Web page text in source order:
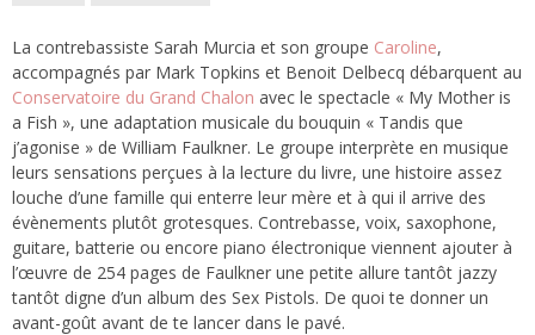
La contrebassiste Sarah Murcia et son groupe Caroline,
accompagnés par Mark Topkins et Benoit Delbecq débarquent au
Conservatoire du Grand Chalon avec le spectacle « My Mother is
a Fish », une adaptation musicale du bouquin « Tandis que
j’agonise » de William Faulkner. Le groupe interprète en musique
leurs sensations perçues à la lecture du livre, une histoire assez
louche d’une famille qui enterre leur mère et à qui il arrive des
évènements plutôt grotesques. Contrebasse, voix, saxophone,
guitare, batterie ou encore piano électronique viennent ajouter à
l’œuvre de 254 pages de Faulkner une petite allure tantôt jazzy
tantôt digne d’un album des Sex Pistols. De quoi te donner un
avant-goût avant de te lancer dans le pavé.